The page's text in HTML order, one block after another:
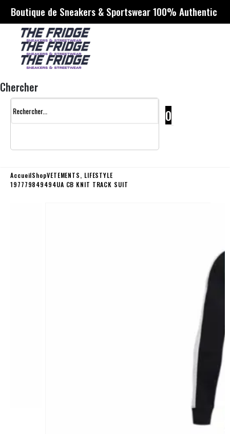
Boutique de Sneakers & Sportswear 100% Authentic
Chercher
0
AccueilShopVETEMENTS, LIFESTYLE
197779849494UA CB KNIT TRACK SUIT